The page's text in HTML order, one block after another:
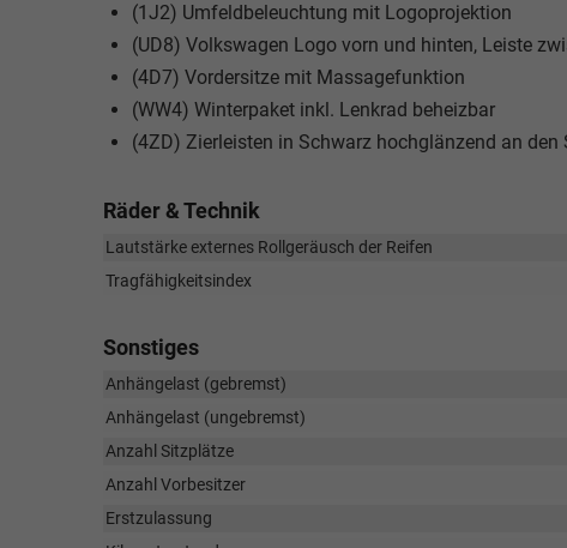
(1J2) Umfeldbeleuchtung mit Logoprojektion
(UD8) Volkswagen Logo vorn und hinten, Leiste
(4D7) Vordersitze mit Massagefunktion
(WW4) Winterpaket inkl. Lenkrad beheizbar
(4ZD) Zierleisten in Schwarz hochglänzend an den
Räder & Technik
Lautstärke externes Rollgeräusch der Reifen
Tragfähigkeitsindex
Sonstiges
Anhängelast (gebremst)
Anhängelast (ungebremst)
Anzahl Sitzplätze
Anzahl Vorbesitzer
Erstzulassung